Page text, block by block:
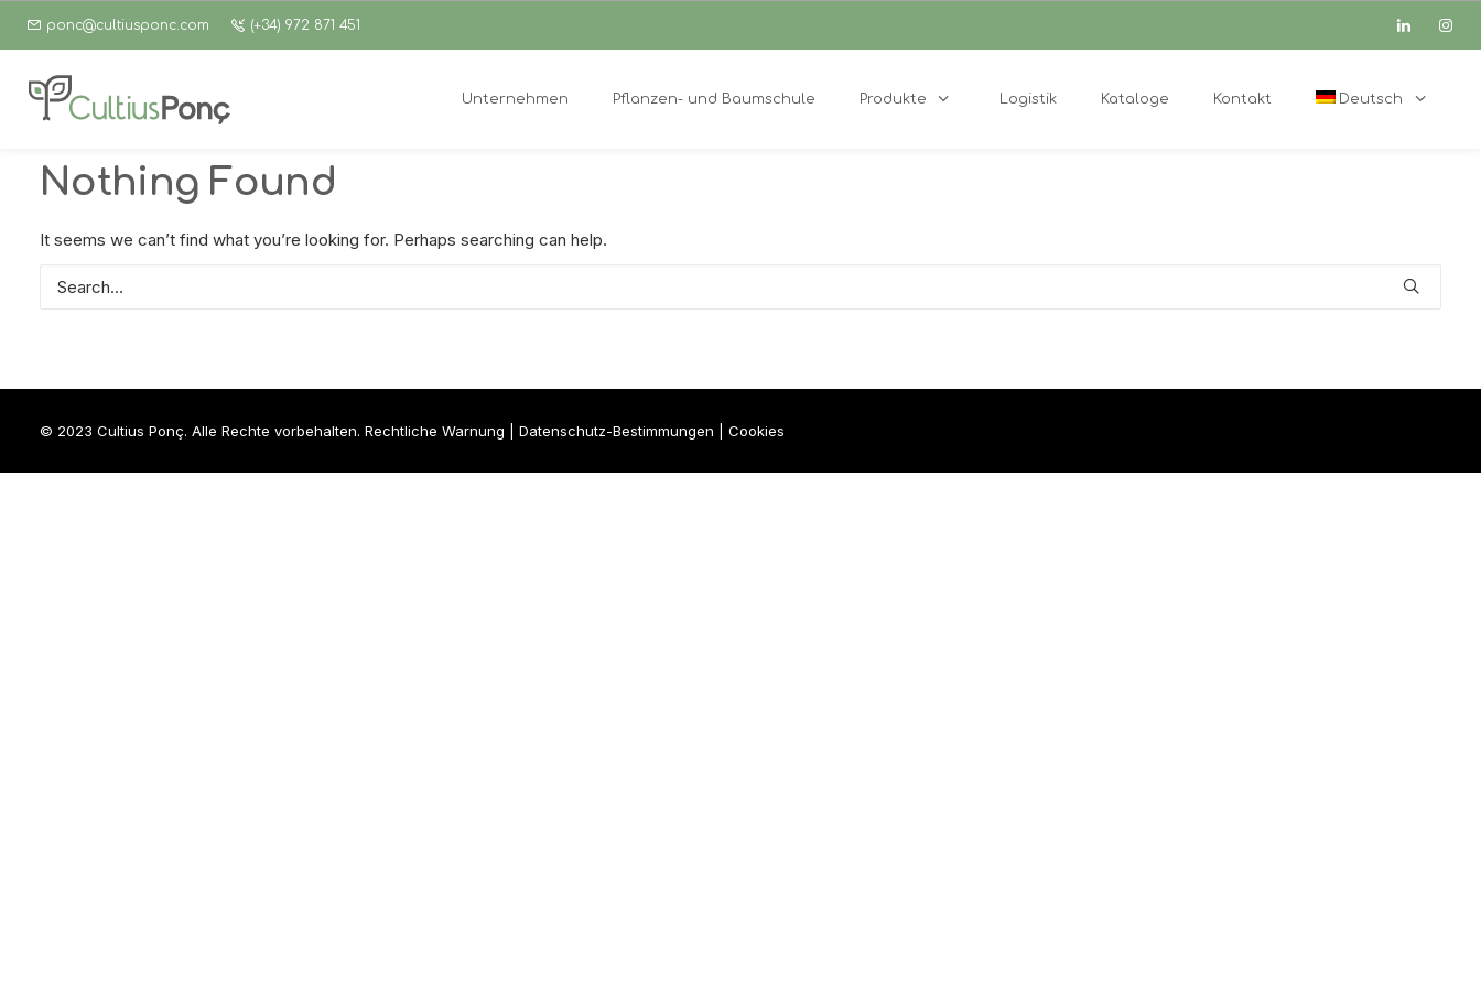
ponc@cultiusponc.com (+34) 972 871 451
Unternehmen Pflanzen- und Baumschule Produkte Logistik Kataloge Kontakt Deutsch
Nothing Found
It seems we can’t find what you’re looking for. Perhaps searching can help.
© 2023 Cultius Ponç. Alle Rechte vorbehalten. Rechtliche Warnung Datenschutz-Bestimmungen Cookies